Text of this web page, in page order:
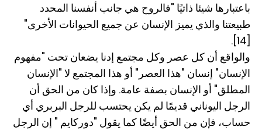
باعتبارها شيئا ذاتيًا "فالروح هي جانب أنفسنا المحدد
طبيعتنا والذي يميز الإنسان عن جميع الحيوانات الأخرى"
[14].
والواقع أن كل عصر وكل مجتمع إدنا يضعان تحت "مفهوم
الإنسان" إنسان "هذا العصر" أو هذا المجتمع لا "الإنسان
المطلق" أو الإنسان بصفة عامة. وإذا كان من الحق أن
الرجل اليوناني قديمًا لم يكن يحتسب للرجل البربري أي
حساب، فإن من الحق أيضًا كما يقول "دوركايم " إن الرجل